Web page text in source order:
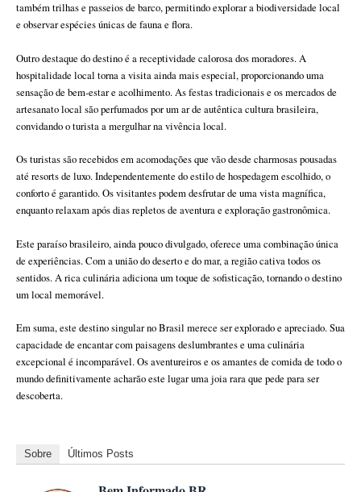
também trilhas e passeios de barco, permitindo explorar a biodiversidade local
e observar espécies únicas de fauna e flora.
Outro destaque do destino é a receptividade calorosa dos moradores. A
hospitalidade local torna a visita ainda mais especial, proporcionando uma
sensação de bem-estar e acolhimento. As festas tradicionais e os mercados de
artesanato local são perfumados por um ar de autêntica cultura brasileira,
convidando o turista a mergulhar na vivência local.
Os turistas são recebidos em acomodações que vão desde charmosas pousadas
até resorts de luxo. Independentemente do estilo de hospedagem escolhido, o
conforto é garantido. Os visitantes podem desfrutar de uma vista magnífica,
enquanto relaxam após dias repletos de aventura e exploração gastronômica.
Este paraíso brasileiro, ainda pouco divulgado, oferece uma combinação única
de experiências. Com a união do deserto e do mar, a região cativa todos os
sentidos. A rica culinária adiciona um toque de sofisticação, tornando o destino
um local memorável.
Em suma, este destino singular no Brasil merece ser explorado e apreciado. Sua
capacidade de encantar com paisagens deslumbrantes e uma culinária
excepcional é incomparável. Os aventureiros e os amantes de comida de todo o
mundo definitivamente acharão este lugar uma joia rara que pede para ser
descoberta.
Sobre Últimos Posts